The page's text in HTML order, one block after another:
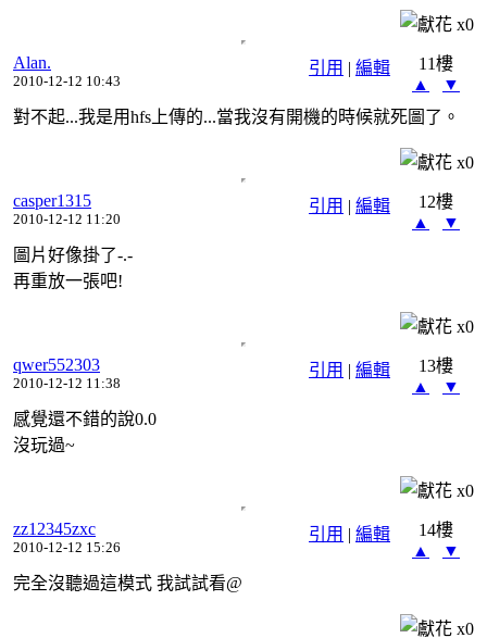
x0
引用 | 編輯
Alan.
2010-12-12 10:43
11樓
▲
▼
對不起...我是用hfs上傳的...當我沒有開機的時候就死圖了。
x0
引用 | 編輯
casper1315
2010-12-12 11:20
12樓
▲
▼
圖片好像掛了-.-
再重放一張吧!
x0
引用 | 編輯
qwer552303
2010-12-12 11:38
13樓
▲
▼
感覺還不錯的說0.0
沒玩過~
x0
引用 | 編輯
zz12345zxc
2010-12-12 15:26
14樓
▲
▼
完全沒聽過這模式 我試試看@
x0